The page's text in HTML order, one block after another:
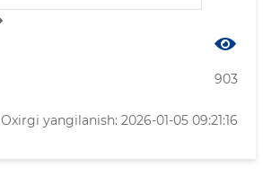
903
Oxirgi yangilanish: 2026-01-05 09:21:16